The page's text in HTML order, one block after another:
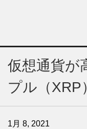
仮想通貨が
プル（XRP
1月 8, 2021